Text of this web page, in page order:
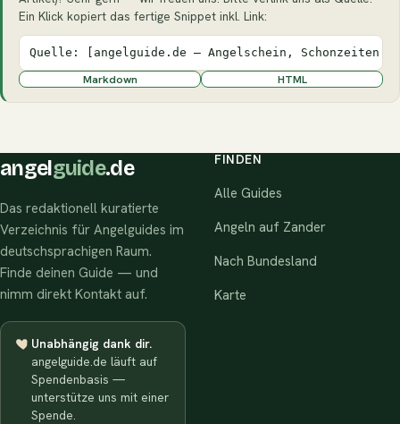
Ein Klick kopiert das fertige Snippet inkl. Link:
Quelle: [angelguide.de – Angelschein, Schonzeiten
Markdown HTML
angel guide.de
Das redaktionell kuratierte
Verzeichnis für Angelguides im
deutschsprachigen Raum.
Finde deinen Guide — und
nimm direkt Kontakt auf.
Unabhängig dank dir.
angelguide.de läuft auf
Spendenbasis —
unterstütze uns mit einer
Spende.
FINDEN
Alle Guides
Angeln auf Zander
Nach Bundesland
Karte